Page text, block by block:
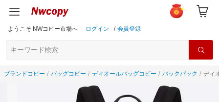
ようこそ NWコピー市場へ ログイン / 会員登録
ブランドコピー バッグコピー ディオールバッグコピー バックパック ディ